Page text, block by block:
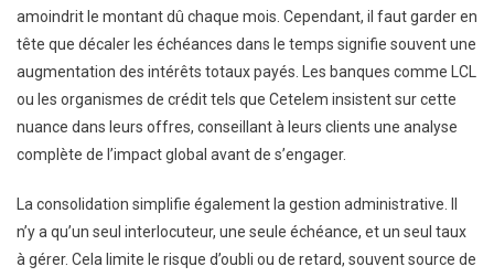
amoindrit le montant dû chaque mois. Cependant, il faut garder en
tête que décaler les échéances dans le temps signifie souvent une
augmentation des intérêts totaux payés. Les banques comme LCL
ou les organismes de crédit tels que Cetelem insistent sur cette
nuance dans leurs offres, conseillant à leurs clients une analyse
complète de l’impact global avant de s’engager.
La consolidation simplifie également la gestion administrative. Il
n’y a qu’un seul interlocuteur, une seule échéance, et un seul taux
à gérer. Cela limite le risque d’oubli ou de retard, souvent source de